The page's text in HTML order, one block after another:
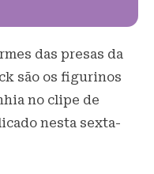
das presas da
são os figurinos
no clipe de
nesta sexta-